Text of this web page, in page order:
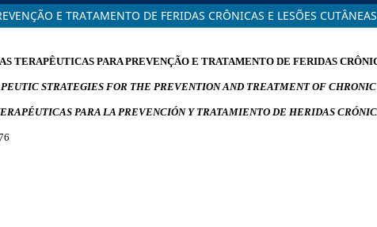
E TRATAMENTO DE FERIDAS CRÔNICAS E LESÕES CUTÂNEAS